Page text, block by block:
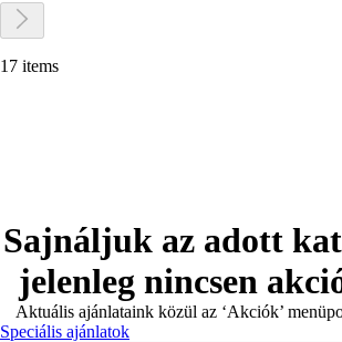
17 items
Sajnáljuk az adott
jelenleg nincsen
Aktuális ajánlataink közül az ‘Akciók’
Speciális ajánlatok